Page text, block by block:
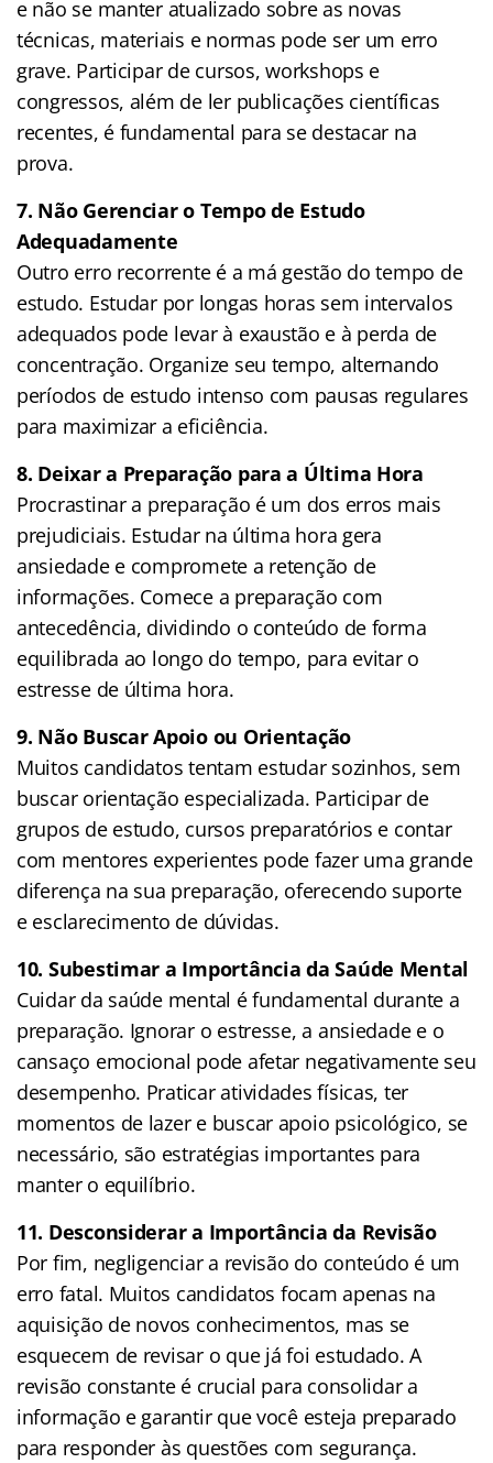
e não se manter atualizado sobre as novas
técnicas, materiais e normas pode ser um erro
grave. Participar de cursos, workshops e
congressos, além de ler publicações científicas
recentes, é fundamental para se destacar na
prova.
7. Não Gerenciar o Tempo de Estudo
Adequadamente
Outro erro recorrente é a má gestão do tempo de
estudo. Estudar por longas horas sem intervalos
adequados pode levar à exaustão e à perda de
concentração. Organize seu tempo, alternando
períodos de estudo intenso com pausas regulares
para maximizar a eficiência.
8. Deixar a Preparação para a Última Hora
Procrastinar a preparação é um dos erros mais
prejudiciais. Estudar na última hora gera
ansiedade e compromete a retenção de
informações. Comece a preparação com
antecedência, dividindo o conteúdo de forma
equilibrada ao longo do tempo, para evitar o
estresse de última hora.
9. Não Buscar Apoio ou Orientação
Muitos candidatos tentam estudar sozinhos, sem
buscar orientação especializada. Participar de
grupos de estudo, cursos preparatórios e contar
com mentores experientes pode fazer uma grande
diferença na sua preparação, oferecendo suporte
e esclarecimento de dúvidas.
10. Subestimar a Importância da Saúde Mental
Cuidar da saúde mental é fundamental durante a
preparação. Ignorar o estresse, a ansiedade e o
cansaço emocional pode afetar negativamente seu
desempenho. Praticar atividades físicas, ter
momentos de lazer e buscar apoio psicológico, se
necessário, são estratégias importantes para
manter o equilíbrio.
11. Desconsiderar a Importância da Revisão
Por fim, negligenciar a revisão do conteúdo é um
erro fatal. Muitos candidatos focam apenas na
aquisição de novos conhecimentos, mas se
esquecem de revisar o que já foi estudado. A
revisão constante é crucial para consolidar a
informação e garantir que você esteja preparado
para responder às questões com segurança.